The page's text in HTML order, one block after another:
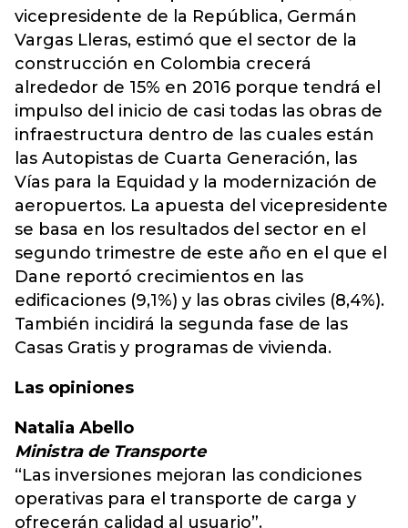
vicepresidente de la República, Germán
Vargas Lleras, estimó que el sector de la
construcción en Colombia crecerá
alrededor de 15% en 2016 porque tendrá el
impulso del inicio de casi todas las obras de
infraestructura dentro de las cuales están
las Autopistas de Cuarta Generación, las
Vías para la Equidad y la modernización de
aeropuertos. La apuesta del vicepresidente
se basa en los resultados del sector en el
segundo trimestre de este año en el que el
Dane reportó crecimientos en las
edificaciones (9,1%) y las obras civiles (8,4%).
También incidirá la segunda fase de las
Casas Gratis y programas de vivienda.
Las opiniones
Natalia Abello
Ministra de Transporte
“Las inversiones mejoran las condiciones
operativas para el transporte de carga y
ofrecerán calidad al usuario”.